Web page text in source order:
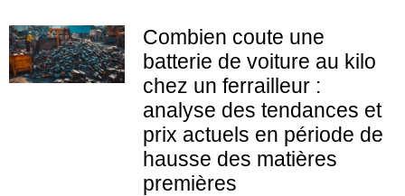
Combien coute une
batterie de voiture au kilo
chez un ferrailleur :
analyse des tendances et
prix actuels en période de
hausse des matières
premières